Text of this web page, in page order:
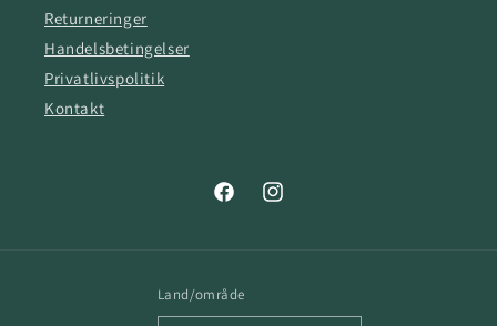
Returneringer
Handelsbetingelser
Privatlivspolitik
Kontakt
FacebookInstagram
Land/område